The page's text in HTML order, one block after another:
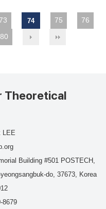
73 74 75
76
80
Theoretical
LEE
Building #501 POSTECH,
do, 37673, Korea
8679